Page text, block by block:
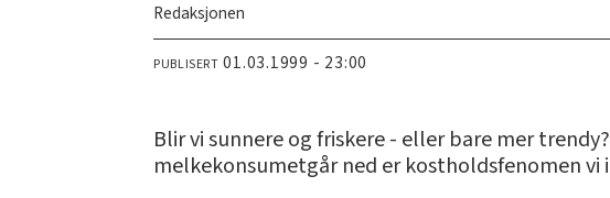
Redaksjonen
PUBLISERT 01.03.1999 - 23:00
Blir vi sunnere og friskere - eller bare mer
melkekonsumetgår ned er kostholdsfenomen